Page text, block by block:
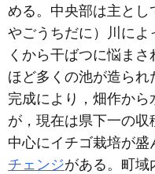
める。中央部は主と
やごうちだに）川に
くから干ばつに悩ま
ほど多くの池が造ら
完成により，畑作か
が，現在は県下一の
中心にイチゴ栽培が
チェンジがある。町域